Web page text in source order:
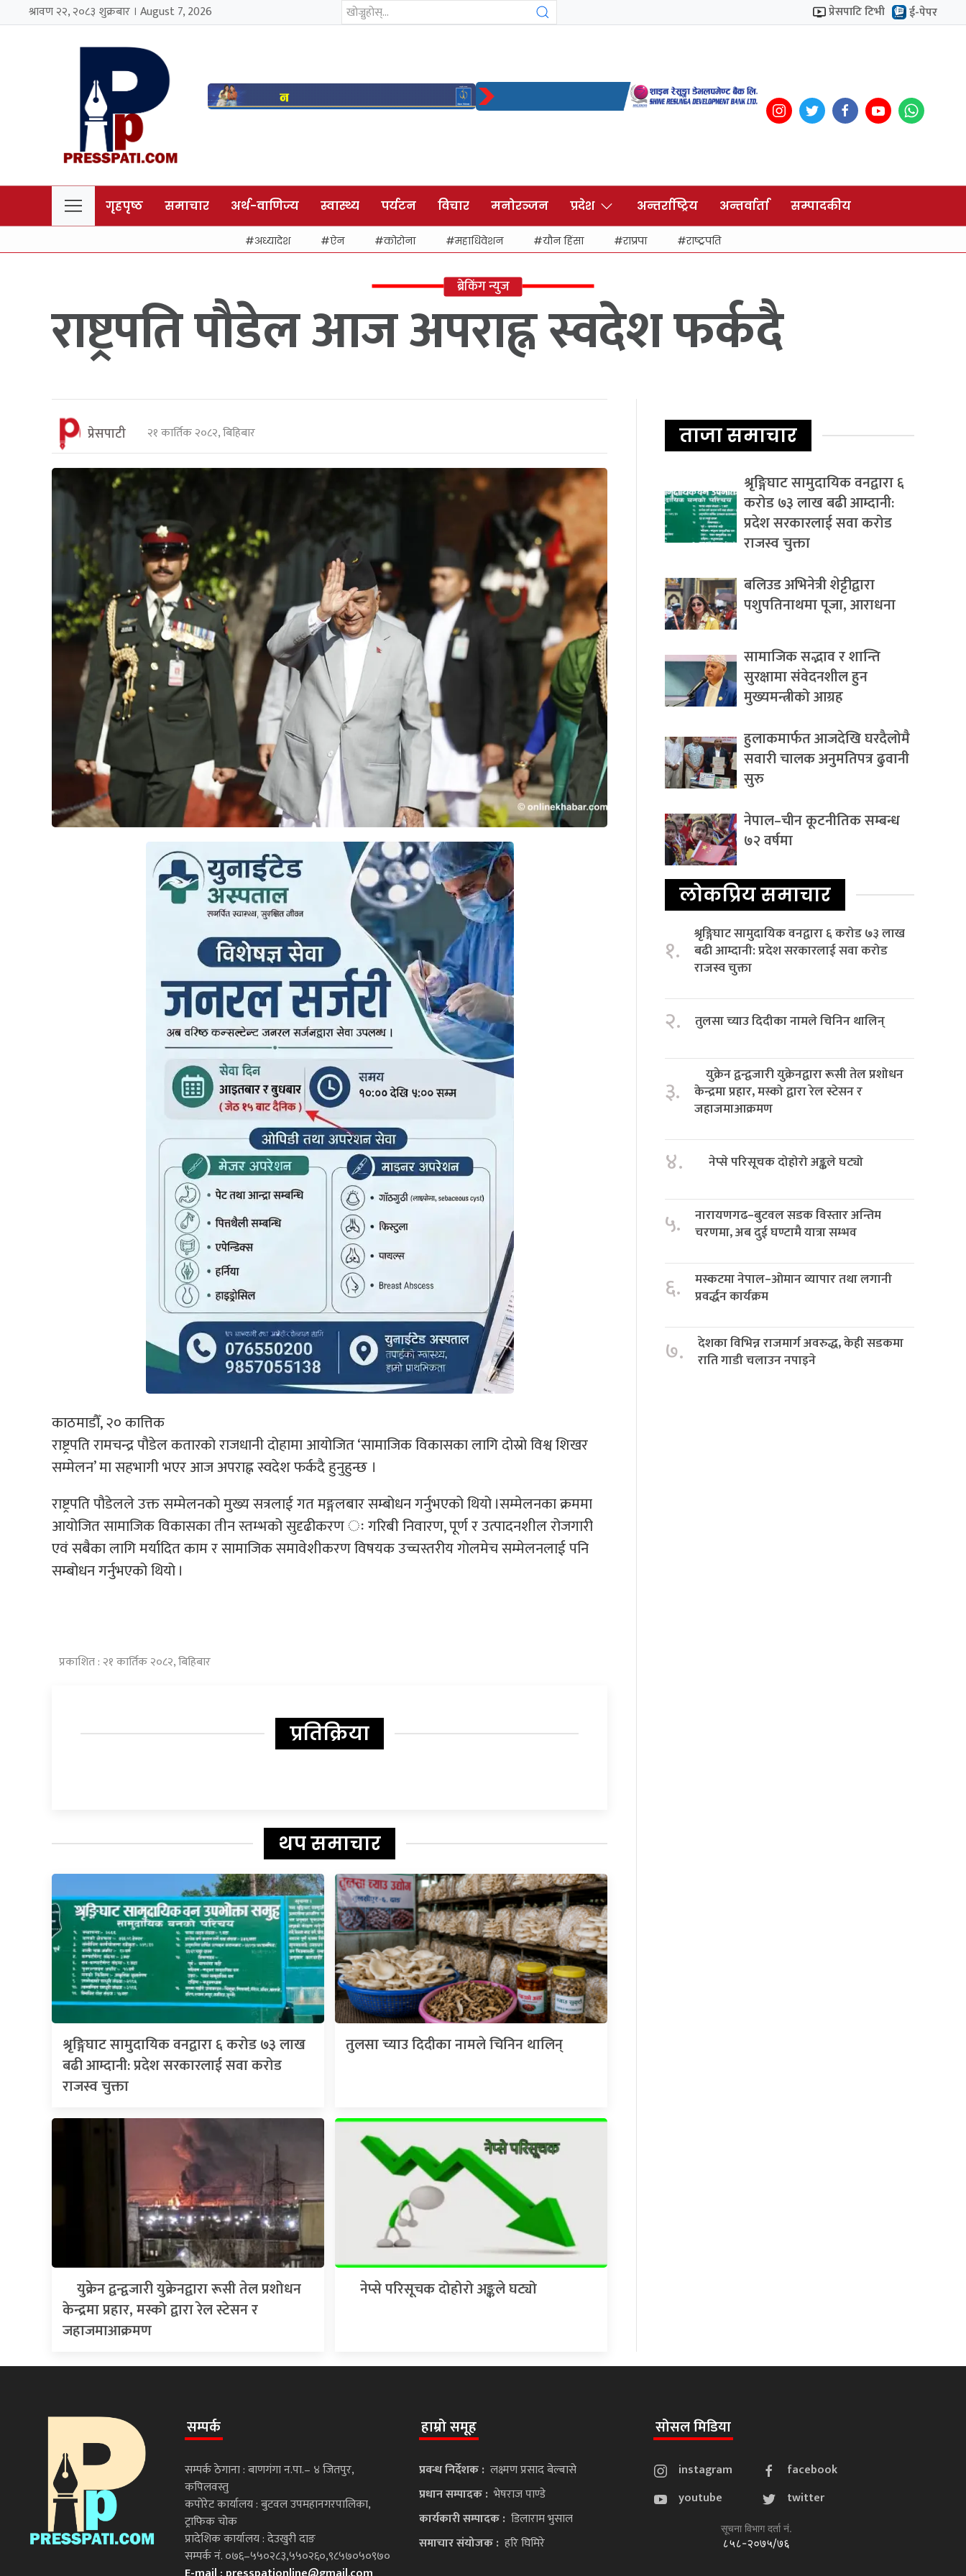
श्रावण २२, २०८३ शुक्रबार । August 7, 2026 प्रेसपाटि टिभी ई-पेपर
गृहपृष्ठ समाचार अर्थ-वाणिज्य स्वास्थ्य पर्यटन विचार मनोरञ्जन प्रदेश अन्तर्राष्ट्रिय अन्तर्वार्ता सम्पादकीय
अध्यादेश ऐन कोरोना महाधिवेशन यौन हिंसा राप्रपा राष्ट्रपति
ब्रेकिंग न्युज
राष्ट्रपति पौडेल आज अपराह्न स्वदेश फर्कदै
प्रेसपाटी २१ कार्तिक २०८२, बिहिबार
काठमाडौँ, २० कात्तिक
राष्ट्रपति रामचन्द्र पौडेल कतारको राजधानी दोहामा आयोजित ‘सामाजिक विकासका लागि दोस्रो विश्व शिखर
सम्मेलन’ मा सहभागी भएर आज अपराह्न स्वदेश फर्कदै हुनुहुन्छ ।
राष्ट्रपति पौडेलले उक्त सम्मेलनको मुख्य सत्रलाई गत मङ्गलबार सम्बोधन गर्नुभएको थियो ।सम्मेलनका क्रममा
आयोजित सामाजिक विकासका तीन स्तम्भको सुदृढीकरण ः गरिबी निवारण, पूर्ण र उत्पादनशील रोजगारी
एवं सबैका लागि मर्यादित काम र सामाजिक समावेशीकरण विषयक उच्चस्तरीय गोलमेच सम्मेलनलाई पनि
सम्बोधन गर्नुभएको थियो ।
प्रकाशित : २१ कार्तिक २०८२, बिहिबार
प्रतिक्रिया
थप समाचार
श्रृङ्गिघाट सामुदायिक वनद्वारा ६ करोड ७३ लाख
बढी आम्दानी: प्रदेश सरकारलाई सवा करोड
राजस्व चुक्ता
तुलसा च्याउ दिदीका नामले चिनिन थालिन्
युक्रेन द्वन्द्वजारी युक्रेनद्वारा रूसी तेल प्रशोधन
केन्द्रमा प्रहार, मस्को द्वारा रेल स्टेसन र
जहाजमाआक्रमण
नेप्से परिसूचक दोहोरो अङ्कले घट्यो
ताजा समाचार
श्रृङ्गिघाट सामुदायिक वनद्वारा ६
करोड ७३ लाख बढी आम्दानी:
प्रदेश सरकारलाई सवा करोड
राजस्व चुक्ता
बलिउड अभिनेत्री शेट्टीद्वारा
पशुपतिनाथमा पूजा, आराधना
सामाजिक सद्भाव र शान्ति
सुरक्षामा संवेदनशील हुन
मुख्यमन्त्रीको आग्रह
हुलाकमार्फत आजदेखि घरदैलोमै
सवारी चालक अनुमतिपत्र ढुवानी
सुरु
नेपाल–चीन कूटनीतिक सम्बन्ध
७२ वर्षमा
लोकप्रिय समाचार
१.
श्रृङ्गिघाट सामुदायिक वनद्वारा ६ करोड ७३ लाख
बढी आम्दानी: प्रदेश सरकारलाई सवा करोड
राजस्व चुक्ता
२. तुलसा च्याउ दिदीका नामले चिनिन थालिन्
३.
युक्रेन द्वन्द्वजारी युक्रेनद्वारा रूसी तेल प्रशोधन
केन्द्रमा प्रहार, मस्को द्वारा रेल स्टेसन र
जहाजमाआक्रमण
४. नेप्से परिसूचक दोहोरो अङ्कले घट्यो
५.
नारायणगढ–बुटवल सडक विस्तार अन्तिम
चरणमा, अब दुई घण्टामै यात्रा सम्भव
६.
मस्कटमा नेपाल–ओमान व्यापार तथा लगानी
प्रवर्द्धन कार्यक्रम
७.
देशका विभिन्न राजमार्ग अवरुद्ध, केही सडकमा
राति गाडी चलाउन नपाइने
सम्पर्क
सम्पर्क ठेगाना : बाणगंगा न.पा.– ४ जितपुर,
कपिलवस्तु
कपोरेट कार्यालय : बुटवल उपमहानगरपालिका,
ट्राफिक चोक
प्रादेशिक कार्यालय : देउखुरी दाङ
सम्पर्क नं. ०७६–५५०२८३,५५०२६०,९८५७०५०९७०
हाम्रो समूह
प्रवन्ध निर्देशक :लक्ष्मण प्रसाद बेल्बासे
प्रधान सम्पादक :भेषराज पाण्डे
कार्यकारी सम्पादक :डिलाराम भुसाल
समाचार संयोजक :हरि घिमिरे
सोसल मिडिया
instagram
facebook
youtube
twitter
सूचना विभाग दर्ता नं.
८५८-२०७५/७६